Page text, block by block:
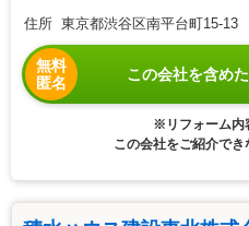
住所 東京都渋谷区南平台町15-13
無料
匿名
この会社を含め
※リフォーム内
この会社をご紹介でき